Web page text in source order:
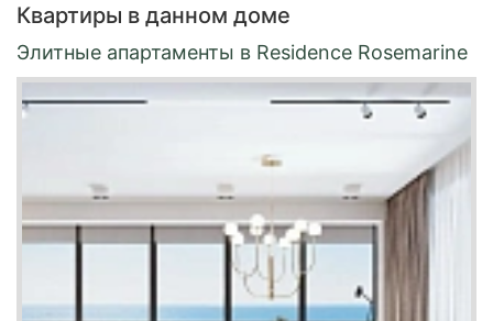
Квартиры в данном доме
Элитные апартаменты в Residence Rosemarine